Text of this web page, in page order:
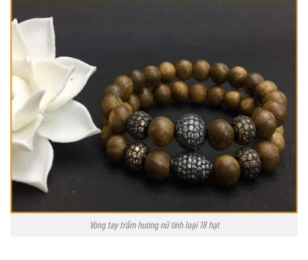
Vòng tay trầm hương nữ tính loại 18 hạt